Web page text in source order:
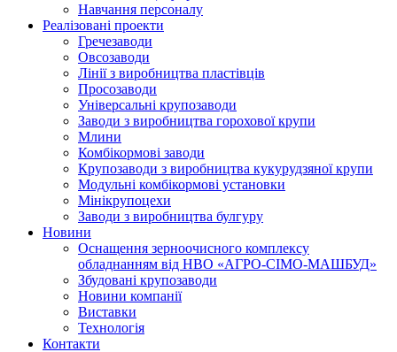
Навчання персоналу
Реалізовані проекти
Гречезаводи
Овсозаводи
Лінії з виробництва пластівців
Просозаводи
Універсальні крупозаводи
Заводи з виробництва горохової крупи
Млини
Комбікормові заводи
Крупозаводи з виробництва кукурудзяної крупи
Модульні комбікормові установки
Мінікрупоцехи
Заводи з виробництва булгуру
Новини
Оснащення зерноочисного комплексу
обладнанням від НВО «АГРО-СІМО-МАШБУД»
Збудовані крупозаводи
Новини компанії
Виставки
Технологія
Контакти